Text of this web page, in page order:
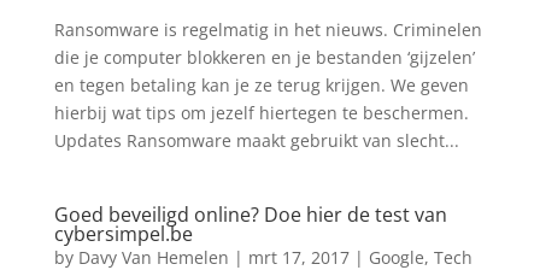
Ransomware is regelmatig in het nieuws. Criminelen
die je computer blokkeren en je bestanden ‘gijzelen’
en tegen betaling kan je ze terug krijgen. We geven
hierbij wat tips om jezelf hiertegen te beschermen.
Updates Ransomware maakt gebruikt van slecht...
Goed beveiligd online? Doe hier de test van
cybersimpel.be
by Davy Van Hemelen | mrt 17, 2017| Google, Tech